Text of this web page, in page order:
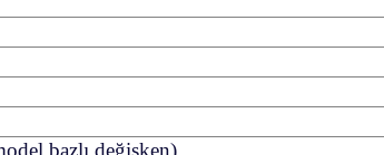
bazlı değişken)